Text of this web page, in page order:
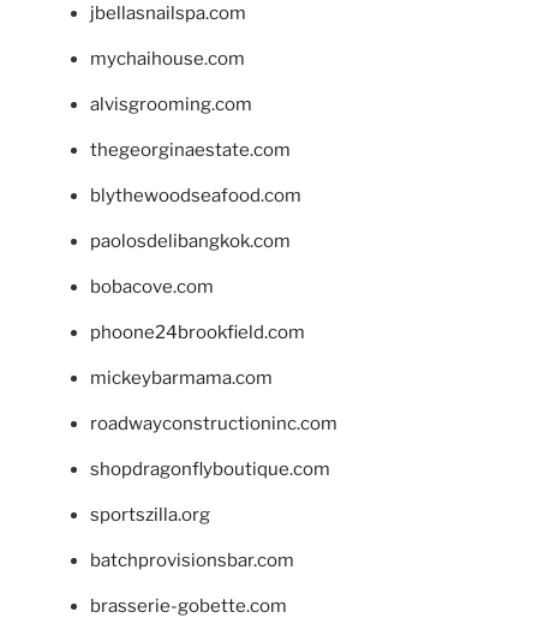
jbellasnailspa.com
mychaihouse.com
alvisgrooming.com
thegeorginaestate.com
blythewoodseafood.com
paolosdelibangkok.com
bobacove.com
phoone24brookfield.com
mickeybarmama.com
roadwayconstructioninc.com
shopdragonflyboutique.com
sportszilla.org
batchprovisionsbar.com
brasserie-gobette.com